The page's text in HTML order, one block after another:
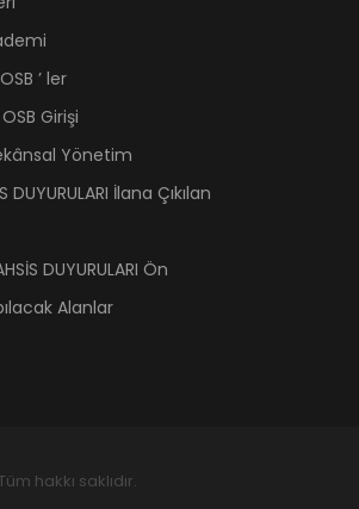
’ ler
Girişi
Yönetim
DUYURULARI İlana Çıkılan
DUYURULARI Ön
Alanlar
hakkı saklıdır.